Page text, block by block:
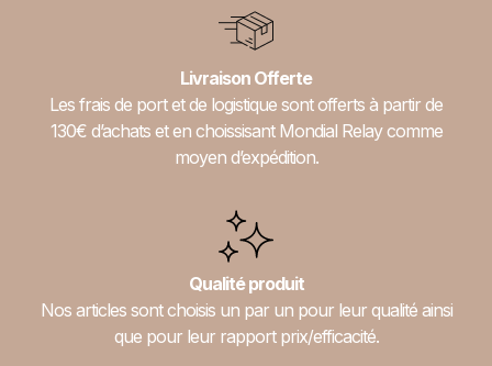
Livraison Offerte
Les frais de port et de logistique sont offerts à partir de
130€ d’achats et en choissisant Mondial Relay comme
moyen d’expédition.
Qualité produit
Nos articles sont choisis un par un pour leur qualité ainsi
que pour leur rapport prix/efficacité.